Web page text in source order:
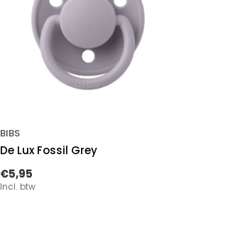
BIBS
De Lux Fossil Grey
€5,95
Incl. btw